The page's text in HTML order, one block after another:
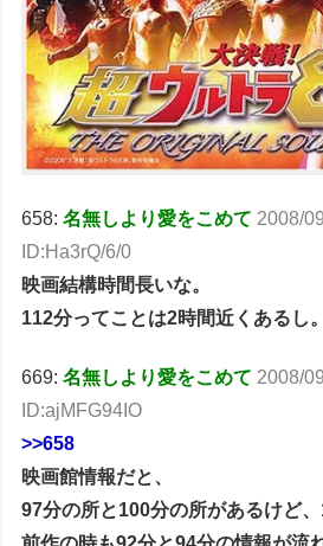
658:名無しより愛をこめて 2008/
ID:Ha3rQ/6/0
映画結構時間長いな。
112分ってことは2時間近くあるし。
669:名無しより愛をこめて 2008/
ID:ajMFG94IO
>>658
映画館情報だと、
97分の所と100分の所があるけど、